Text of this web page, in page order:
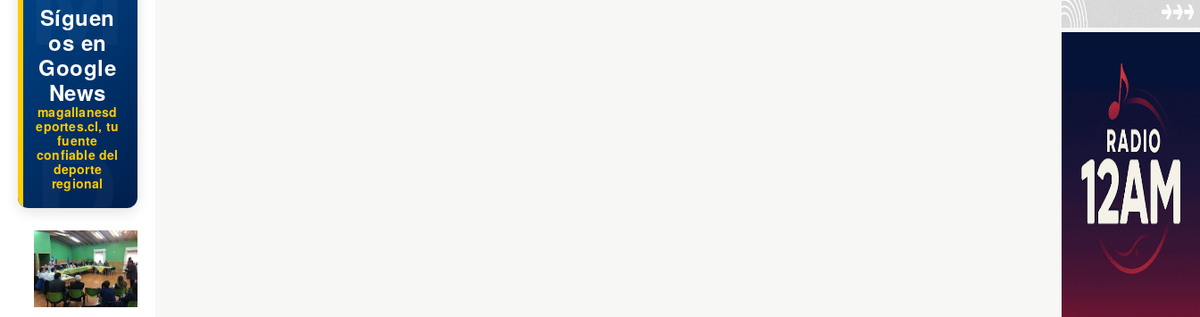
Síguen
os en
Google
News
magallanesd
eportes.cl, tu
fuente
confiable del
deporte
regional